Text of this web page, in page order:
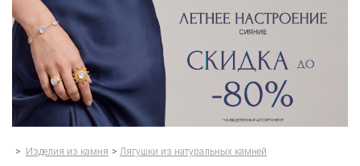
> Изделия из камня > Лягушки из натуральных камней